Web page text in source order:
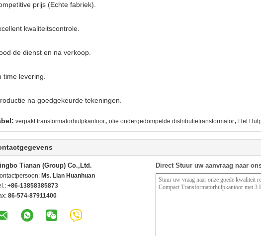
prijs (Echte fabriek).
kwaliteitscontrole.
de dienst en na verkoop.
time levering.
na goedgekeurde tekeningen.
verpakt transformatorhulpkantoor, olie ondergedompelde distributietransformator, Het
Tianan (Group) Co.,Ltd.
Ms. Lian Huanhuan
+86-13858385873
86-574-87911400
Direct Stuur uw aanvraag naar